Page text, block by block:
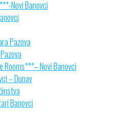
Novi Banovci
Pazova
Rooms***– Novi Banovci
– Dunav
Banovci